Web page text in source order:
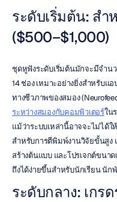
ระดับเริ่มต้น: ส
($500–$1,000)
ชุดหูฟังระดับเริ่มต้นมักจะมีจำน
14 ช่อง เหมาะอย่างยิ่งสำหรับแ
ทางชีวภาพของสมอง
ระหว่างสมองกับคอมพิวเตอร์ใน
แม้ว่าระบบเหล่านี้อาจจะไม่ได้
สำหรับการตีพิมพ์งานวิจัยขั้นสูง
สร้างต้นแบบ และโปรเจกต์ขนาด
ถึงได้ง่ายขึ้นสำหรับนักเรียน นั
ระดับกลาง: เกร